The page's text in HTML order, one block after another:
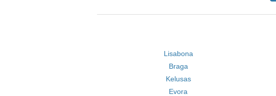
Lisabona
Braga
Kelusas
Evora